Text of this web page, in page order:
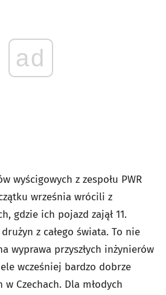
ad
wyścigowych z zespołu PWR
września wrócili z
gdzie ich pojazd zajął 11.
z całego świata. To nie
wyprawa przyszłych inżynierów
wcześniej bardzo dobrze
Czechach. Dla młodych